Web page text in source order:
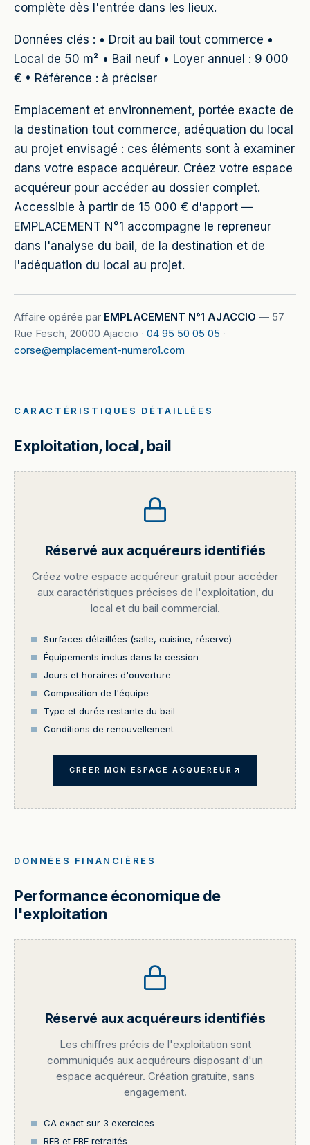
complète dès l'entrée dans les lieux.
Données clés : • Droit au bail tout commerce •
Local de 50 m² • Bail neuf • Loyer annuel : 9 000
€ • Référence : à préciser
Emplacement et environnement, portée exacte de
la destination tout commerce, adéquation du local
au projet envisagé : ces éléments sont à examiner
dans votre espace acquéreur. Créez votre espace
acquéreur pour accéder au dossier complet.
Accessible à partir de 15 000 € d'apport —
EMPLACEMENT N°1 accompagne le repreneur
dans l'analyse du bail, de la destination et de
l'adéquation du local au projet.
Affaire opérée par EMPLACEMENT N°1 AJACCIO — 57
Rue Fesch, 20000 Ajaccio · 04 95 50 05 05 ·
corse@emplacement-numero1.com
CARACTÉRISTIQUES DÉTAILLÉES
Exploitation, local, bail
Réservé aux acquéreurs identifiés
Créez votre espace acquéreur gratuit pour accéder
aux caractéristiques précises de l'exploitation, du
local et du bail commercial.
Surfaces détaillées (salle, cuisine, réserve)
Équipements inclus dans la cession
Jours et horaires d'ouverture
Composition de l'équipe
Type et durée restante du bail
Conditions de renouvellement
CRÉER MON ESPACE ACQUÉREUR
DONNÉES FINANCIÈRES
Performance économique de
l'exploitation
Réservé aux acquéreurs identifiés
Les chiffres précis de l'exploitation sont
communiqués aux acquéreurs disposant d'un
espace acquéreur. Création gratuite, sans
engagement.
CA exact sur 3 exercices
REB et EBE retraités